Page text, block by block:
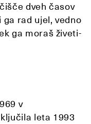
dveh časov
rad ujel, vedno
ga moraš živeti-
v
leta 1993